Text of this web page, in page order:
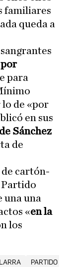
familiares
queda a
por
para
de «por
en sus
Sánchez
de
cartón-
una una
«en la
los
PARTIDO